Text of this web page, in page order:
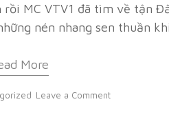
MC VTV1 đã tìm về tận
nén nhang sen thuần
More
Leave a Comment